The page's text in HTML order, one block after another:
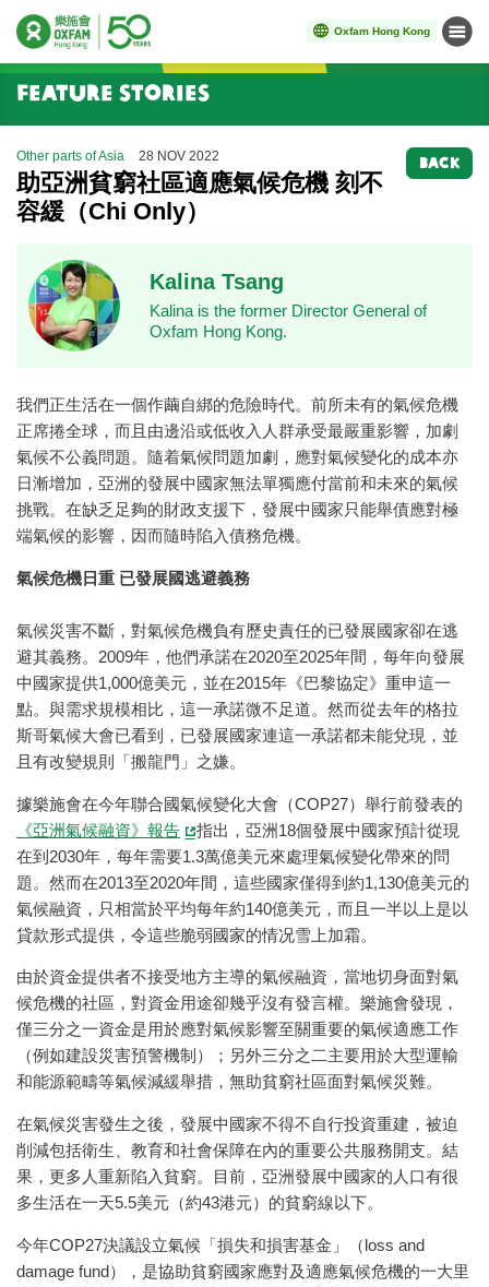
Oxfam Hong Kong Menu
Start main content
Feature Stories
Other parts of Asia 28 NOV 2022
助亞洲貧窮社區適應氣候危機 刻不
容緩（Chi Only）
BACK
Kalina Tsang
Kalina is the former Director General of
Oxfam Hong Kong.
我們正生活在一個作繭自綁的危險時代。前所未有的氣候危機
正席捲全球，而且由邊沿或低收入人群承受最嚴重影響，加劇
氣候不公義問題。隨着氣候問題加劇，應對氣候變化的成本亦
日漸增加，亞洲的發展中國家無法單獨應付當前和未來的氣候
挑戰。在缺乏足夠的財政支援下，發展中國家只能舉債應對極
端氣候的影響，因而隨時陷入債務危機。
氣候危機日重 已發展國逃避義務
氣候災害不斷，對氣候危機負有歷史責任的已發展國家卻在逃
避其義務。2009年，他們承諾在2020至2025年間，每年向發展
中國家提供1,000億美元，並在2015年《巴黎協定》重申這一
點。與需求規模相比，這一承諾微不足道。然而從去年的格拉
斯哥氣候大會已看到，已發展國家連這一承諾都未能兌現，並
且有改變規則「搬龍門」之嫌。
據樂施會在今年聯合國氣候變化大會（COP27）舉行前發表的
《亞洲氣候融資》報告
指出，亞洲18個發展中國家預計從現
在到2030年，每年需要1.3萬億美元來處理氣候變化帶來的問
題。然而在2013至2020年間，這些國家僅得到約1,130億美元的
氣候融資，只相當於平均每年約140億美元，而且一半以上是以
貸款形式提供，令這些脆弱國家的情况雪上加霜。
由於資金提供者不接受地方主導的氣候融資，當地切身面對氣
候危機的社區，對資金用途卻幾乎沒有發言權。樂施會發現，
僅三分之一資金是用於應對氣候影響至關重要的氣候適應工作
（例如建設災害預警機制）；另外三分之二主要用於大型運輸
和能源範疇等氣候減緩舉措，無助貧窮社區面對氣候災難。
在氣候災害發生之後，發展中國家不得不自行投資重建，被迫
削減包括衛生、教育和社會保障在內的重要公共服務開支。結
果，更多人重新陷入貧窮。目前，亞洲發展中國家的人口有很
多生活在一天5.5美元（約43港元）的貧窮線以下。
今年COP27決議設立氣候「損失和損害基金」（loss and
damage fund），是協助貧窮國家應對及適應氣候危機的一大里